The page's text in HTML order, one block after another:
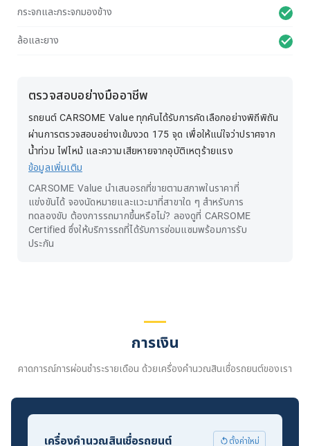
กระจกและกระจกมองข้าง
ล้อและยาง
ตรวจสอบอย่างมืออาชีพ
รถยนต์ CARSOME Value ทุกคันได้รับการคัดเลือกอย่างพิถีพิถัน
ผ่านการตรวจสอบอย่างเข้มงวด 175 จุด เพื่อให้แน่ใจว่าปราศจาก
น้ำท่วม ไฟไหม้ และความเสียหายจากอุบัติเหตุร้ายแรง
ข้อมูลเพิ่มเติม
CARSOME Value นำเสนอรถที่ขายตามสภาพในราคาที่
แข่งขันได้ จองนัดหมายและแวะมาที่สาขาใด ๆ สำหรับการ
ทดลองขับ ต้องการรถมากขึ้นหรือไม่? ลองดูที่ CARSOME
Certified ซึ่งให้บริการรถที่ได้รับการซ่อมแซมพร้อมการรับ
ประกัน
การเงิน
คาดการณ์การผ่อนชำระรายเดือน ด้วยเครื่องคำนวณสินเชื่อรถยนต์ของเรา
เครื่องคำนวณสินเชื่อรถยนต์ ตั้งค่าใหม่